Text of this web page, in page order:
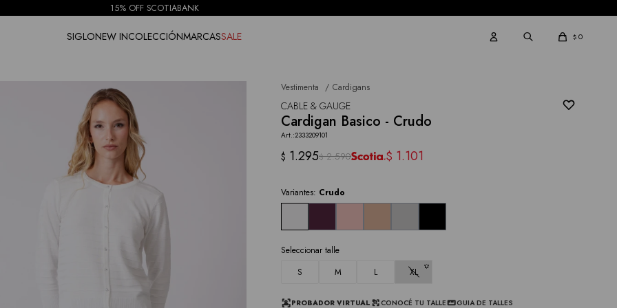
15% OFF SCOTIABANK
SIGLONEW INCOLECCIÓNMARCASSALE $ 0
Vestimenta Cardigans
CABLE & GAUGE
Cardigan Basico - Crudo
2333209101
$ 1.295$ 2.590 $ 1.101
Variantes: Crudo
Seleccionar talle
S
M L XL
PROBADOR VIRTUAL CONOCÉ TU TALLE GUIA DE TALLES
NOTIFICARME